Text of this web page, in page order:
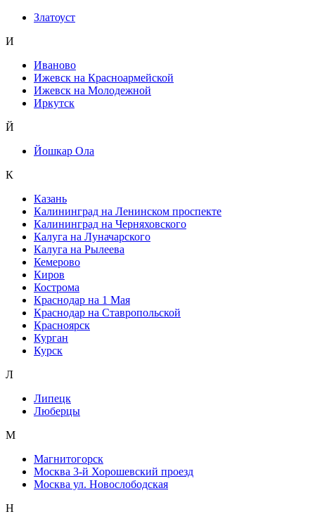
Златоуст
И
Иваново
Ижевск на Красноармейской
Ижевск на Молодежной
Иркутск
Й
Йошкар Ола
К
Казань
Калининград на Ленинском проспекте
Калининград на Черняховского
Калуга на Луначарского
Калуга на Рылеева
Кемерово
Киров
Кострома
Краснодар на 1 Мая
Краснодар на Ставропольской
Красноярск
Курган
Курск
Л
Липецк
Люберцы
М
Магнитогорск
Москва 3-й Хорошевский проезд
Москва ул. Новослободская
Н